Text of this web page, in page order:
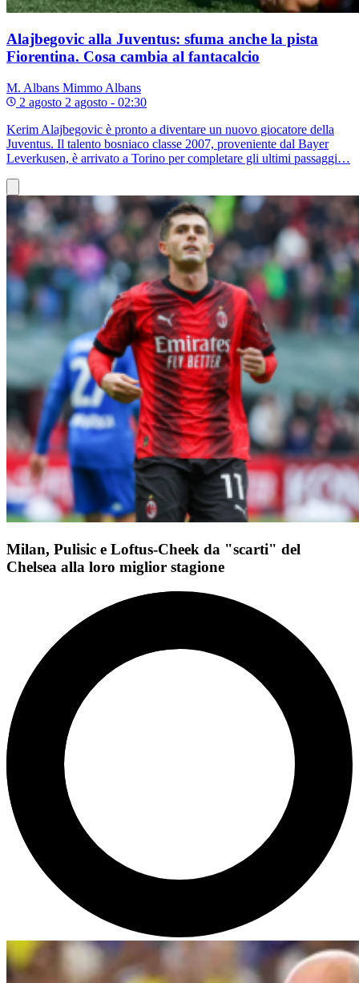
Alajbegovic alla Juventus: sfuma anche la pista
Fiorentina. Cosa cambia al fantacalcio
M. Albans Mimmo Albans
2 agosto 2 agosto - 02:30
Kerim Alajbegovic è pronto a diventare un nuovo giocatore della
Juventus. Il talento bosniaco classe 2007, proveniente dal Bayer
Leverkusen, è arrivato a Torino per completare gli ultimi passaggi…
Milan, Pulisic e Loftus-Cheek da "scarti" del
Chelsea alla loro miglior stagione